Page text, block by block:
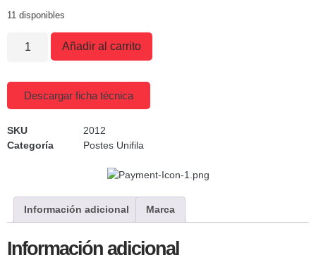
11 disponibles
Añadir al carrito
Descargar ficha técnica
SKU
2012
Categoría
Postes Unifila
Información adicional Marca
Información adicional